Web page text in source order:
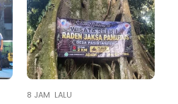
8 JAM LALU